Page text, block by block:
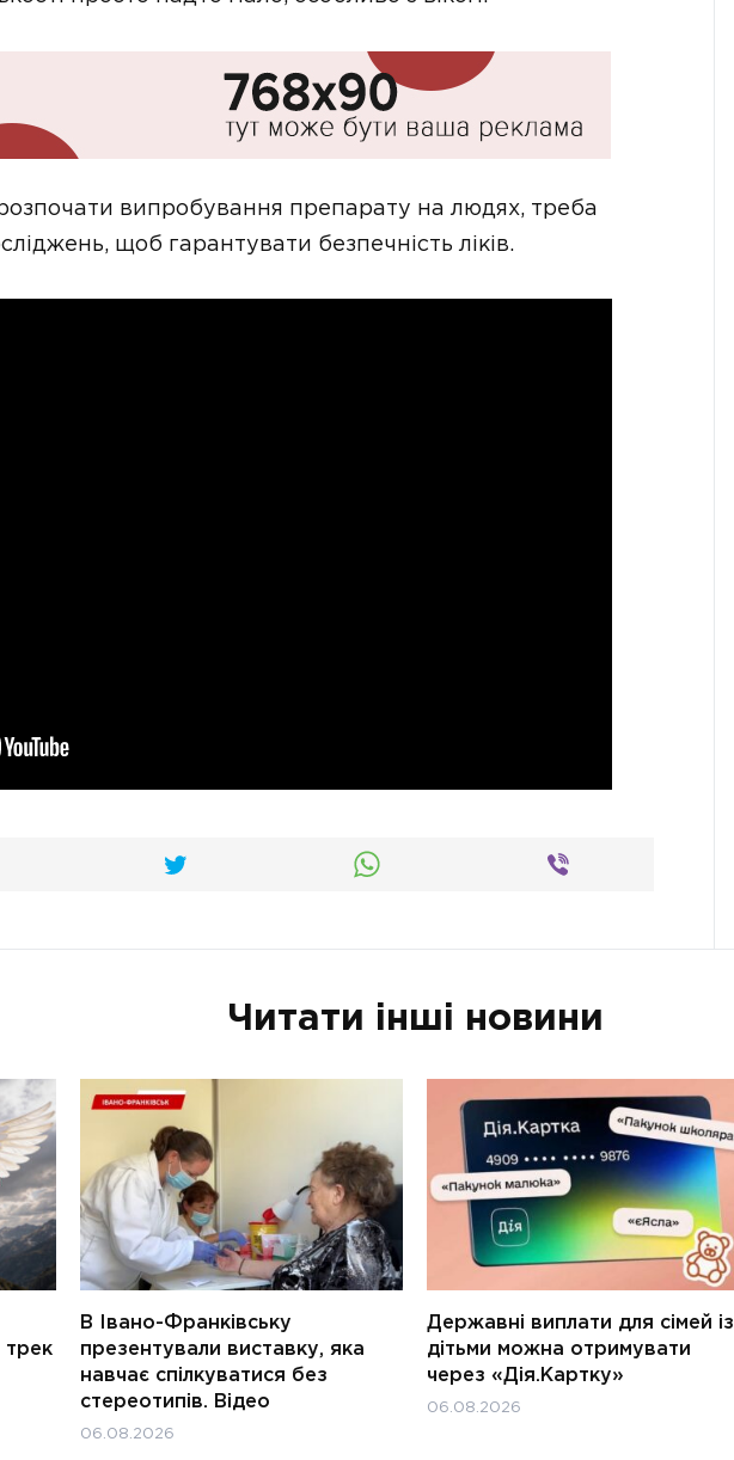
випробування препарату на людях, треба
щоб гарантувати безпечність ліків.
Читати інші новини
трек
В Івано-Франківську
презентували виставку, яка
навчає спілкуватися без
стереотипів. Відео
06.08.2026
Державні виплати для сімей із
дітьми можна отримувати
через «Дія.Картку»
06.08.2026